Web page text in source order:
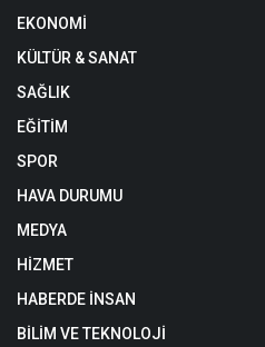
EKONOMİ
KÜLTÜR & SANAT
SAĞLIK
EĞİTİM
SPOR
HAVA DURUMU
MEDYA
HİZMET
HABERDE İNSAN
BİLİM VE TEKNOLOJİ